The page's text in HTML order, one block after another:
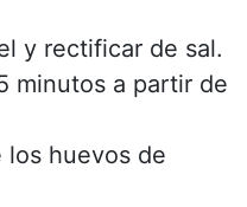
y rectificar de sal.
minutos a partir de
los huevos de